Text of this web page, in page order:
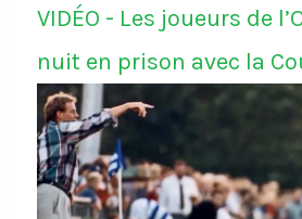
VIDÉO - Les joueurs de
nuit en prison avec la